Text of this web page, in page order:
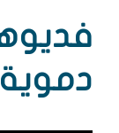
دموية